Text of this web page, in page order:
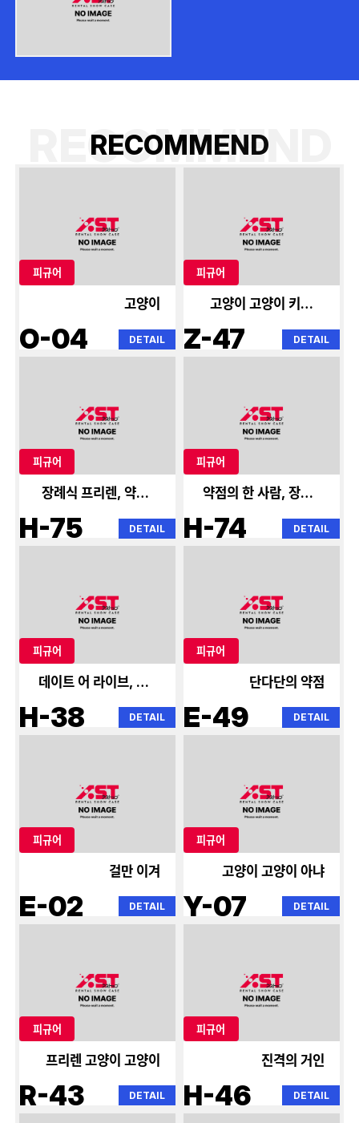
RECOMMEND
RECOMMEND
피규어
고양이
O-04 DETAIL
피규어
고양이 고양이 키타가
와 카이유메
Z-47 DETAIL
피규어
장례식 프리렌, 약점의
한 사람
H-75 DETAIL
피규어
약점의 한 사람, 장례식
프리렌
H-74 DETAIL
피규어
데이트 어 라이브, 약점
의 한 사람
H-38 DETAIL
피규어
단다단의 약점
E-49 DETAIL
피규어
걸만 이겨
E-02 DETAIL
피규어
고양이 고양이 아냐
Y-07 DETAIL
피규어
프리렌 고양이 고양이
R-43 DETAIL
피규어
진격의 거인
H-46 DETAIL